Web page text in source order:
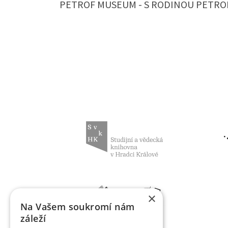
PETROF MUSEUM - S RODINOU
×
Na Vašem soukromí nám
záleží